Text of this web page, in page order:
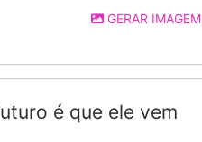
GERAR IMAGEM
é que ele vem